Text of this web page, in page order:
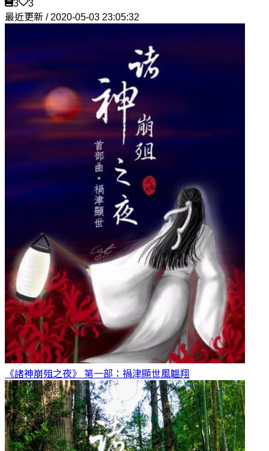
3
3
最近更新 / 2020-05-03 23:05:32
《諸神崩殂之夜》 第一部：禍津顯世風韞翔